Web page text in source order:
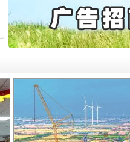
中国发起首例对外贸易国家安全..
官方通报西安赛格商场坠亡事件
从“无产可执”到“全额执行”
事故致5死1伤，四川省安委会挂..